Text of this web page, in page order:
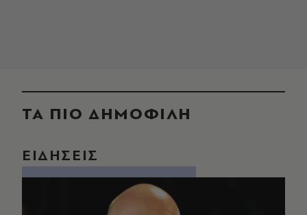
ΤΑ ΠΙΟ ΔΗΜΟΦΙΛΗ
ΕΙΔΗΣΕΙΣ